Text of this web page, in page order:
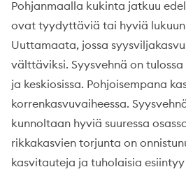
Pohjanmaalla kukinta jatkuu
ovat tyydyttäviä tai hyviä
Uuttamaata, jossa
välttäviksi. Syysvehnä on
ja keskiosissa. Pohjoisempana
korrenkasvuvaiheessa.
kunnoltaan hyviä suuressa
rikkakasvien torjunta on
kasvitauteja ja tuholaisia